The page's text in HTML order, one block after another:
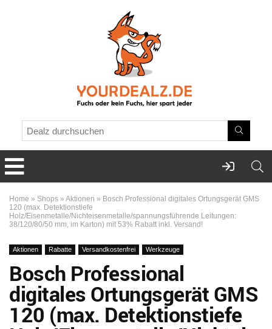
Home » Shops » Aktionen » Bosch Professional digitales Ortungsgerät GMS
120 (max. Detektionstiefe
Holz/Eisenmetalle/Nichteisenmetalle/spannungsführende Leitungen:
38/120/80/50 mm, im Karton) mit 53% Rabatt inkl. Versand!
Aktionen Rabatte Versandkostenfrei Werkzeuge
Bosch Professional
digitales Ortungsgerät GMS
120 (max. Detektionstiefe